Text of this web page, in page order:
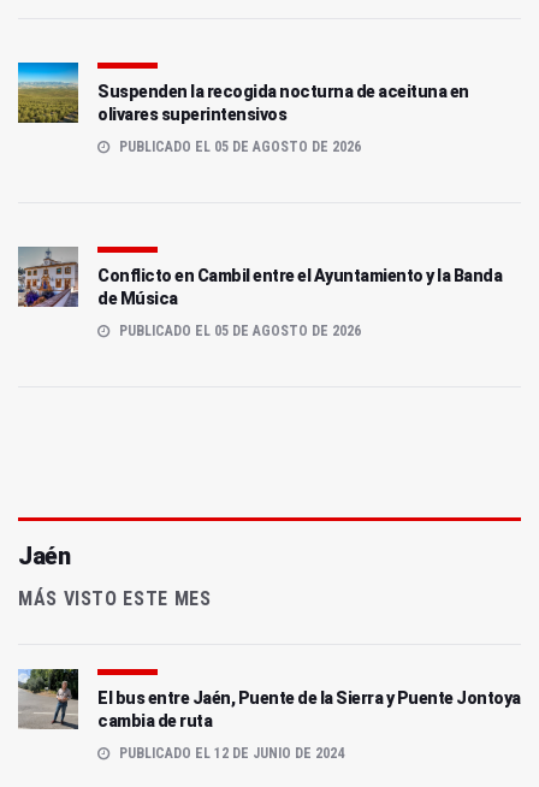
Suspenden la recogida nocturna de aceituna en
olivares superintensivos
PUBLICADO EL 05 DE AGOSTO DE 2026
Conflicto en Cambil entre el Ayuntamiento y la Banda
de Música
PUBLICADO EL 05 DE AGOSTO DE 2026
Jaén
MÁS VISTO ESTE MES
El bus entre Jaén, Puente de la Sierra y Puente Jontoya
cambia de ruta
PUBLICADO EL 12 DE JUNIO DE 2024